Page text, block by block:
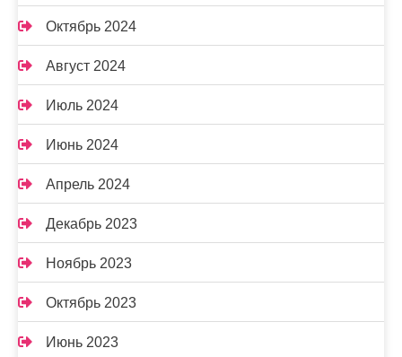
Октябрь 2024
Август 2024
Июль 2024
Июнь 2024
Апрель 2024
Декабрь 2023
Ноябрь 2023
Октябрь 2023
Июнь 2023